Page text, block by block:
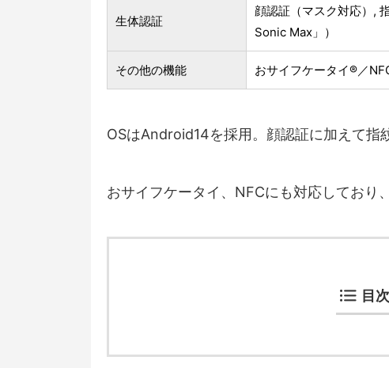
生体認証
顔認証（マスク対応）,
Sonic Max」）
その他の機能 おサイフケータイ®／
OSはAndroid14を採用。顔認証に加えて指
おサイフケータイ、NFCにも対応しており
目次